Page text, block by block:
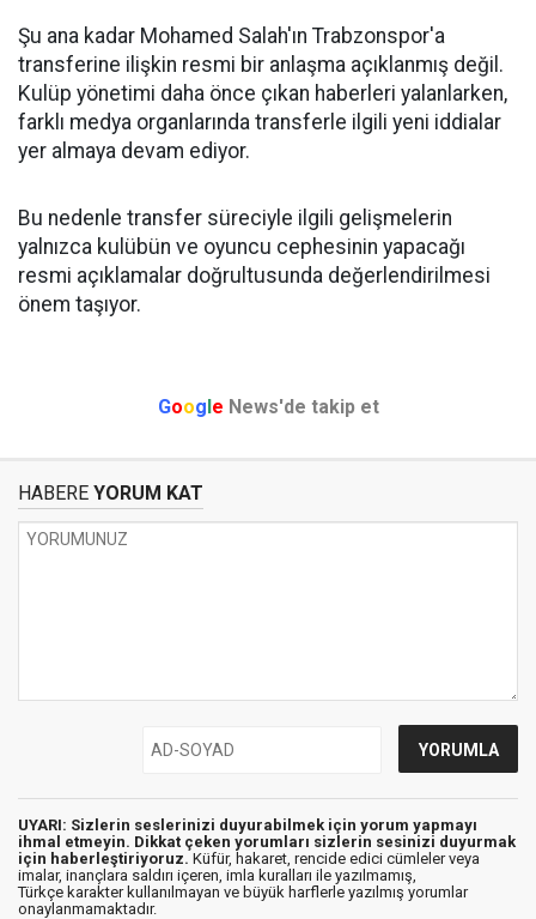
Şu ana kadar Mohamed Salah'ın Trabzonspor'a
transferine ilişkin resmi bir anlaşma açıklanmış değil.
Kulüp yönetimi daha önce çıkan haberleri yalanlarken,
farklı medya organlarında transferle ilgili yeni iddialar
yer almaya devam ediyor.
Bu nedenle transfer süreciyle ilgili gelişmelerin
yalnızca kulübün ve oyuncu cephesinin yapacağı
resmi açıklamalar doğrultusunda değerlendirilmesi
önem taşıyor.
Google News'de takip et
HABERE YORUM KAT
UYARI: Sizlerin seslerinizi duyurabilmek için yorum yapmayı
ihmal etmeyin. Dikkat çeken yorumları sizlerin sesinizi duyurmak
için haberleştiriyoruz. Küfür, hakaret, rencide edici cümleler veya
imalar, inançlara saldırı içeren, imla kuralları ile yazılmamış,
Türkçe karakter kullanılmayan ve büyük harflerle yazılmış yorumlar
onaylanmamaktadır.